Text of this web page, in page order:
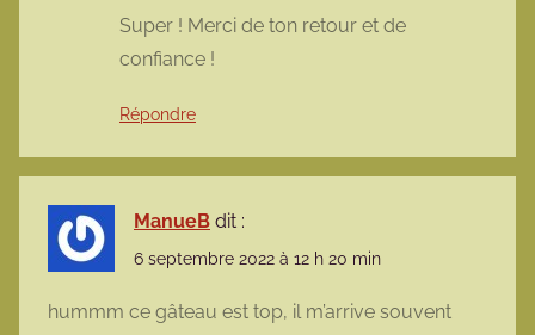
Super ! Merci de ton retour et de
confiance !
Répondre
ManueB dit :
6 septembre 2022 à 12 h 20 min
hummm ce gâteau est top, il m’arrive souvent